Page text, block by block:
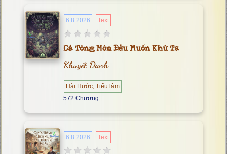
6.8.2026 Text
Cả Tông Môn Đều Muốn Khử Ta
Khuyết Danh
Hài Hước, Tiếu lâm
572 Chương
6.8.2026 Text